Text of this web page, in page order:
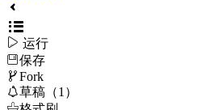
 运行
保存
Fork
草稿（1）